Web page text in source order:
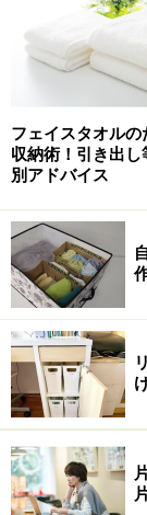
ず。さらに、
目も果たす部
でも、広さは
デアが必要。
夜は眠るため
ます。さらに
や布団がしま
ベッドがコン
すくなるだけ
裕のスペース
暮らし用の賃貸
広さが8畳にな
フェイスタオルの
収納術！引き出し
別アドバイス